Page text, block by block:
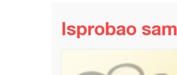
Isprobao sam